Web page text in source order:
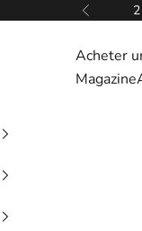
Précédent
Acheter
Magazine